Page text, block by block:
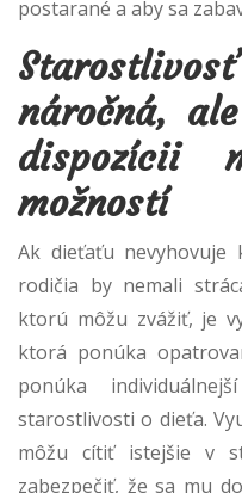
postarané a aby sa
náročná,
dispozícii
možností
Ak dieťaťu nevyhovuje
rodičia by nemali
ktorú môžu zvážiť, je
ktorá ponúka
ponúka
starostlivosti o dieťa.
môžu cítiť istejšie v
zabezpečiť, že sa mu